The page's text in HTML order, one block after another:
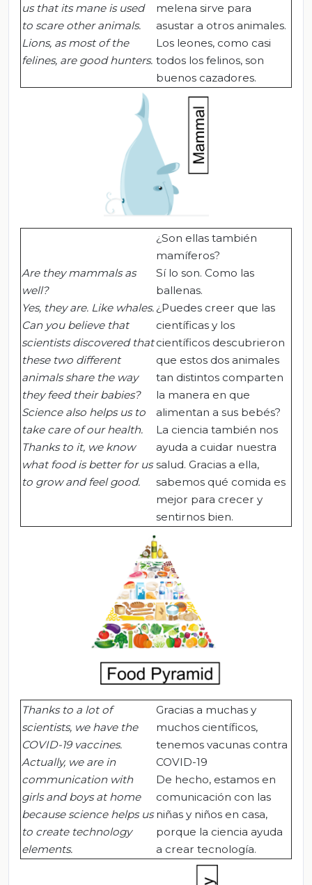
us that its mane is used
to scare other animals.
Lions, as most of the
felines, are good hunters.
melena sirve para
asustar a otros animales.
Los leones, como casi
todos los felinos, son
buenos cazadores.
Are they mammals as
well?
Yes, they are. Like whales.
Can you believe that
scientists discovered that
these two different
animals share the way
they feed their babies?
Science also helps us to
take care of our health.
Thanks to it, we know
what food is better for us
to grow and feel good.
¿Son ellas también
mamíferos?
Sí lo son. Como las
ballenas.
¿Puedes creer que las
científicas y los
científicos descubrieron
que estos dos animales
tan distintos comparten
la manera en que
alimentan a sus bebés?
La ciencia también nos
ayuda a cuidar nuestra
salud. Gracias a ella,
sabemos qué comida es
mejor para crecer y
sentirnos bien.
Thanks to a lot of
scientists, we have the
COVID-19 vaccines.
Actually, we are in
communication with
girls and boys at home
because science helps us
to create technology
elements.
Gracias a muchas y
muchos científicos,
tenemos vacunas contra
COVID-19
De hecho, estamos en
comunicación con las
niñas y niños en casa,
porque la ciencia ayuda
a crear tecnología.